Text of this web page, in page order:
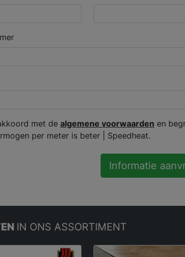
met de algemene voorwaarden en
per meter is beter | Speedheat.
Informatie
IN ONS ASSORTIMENT